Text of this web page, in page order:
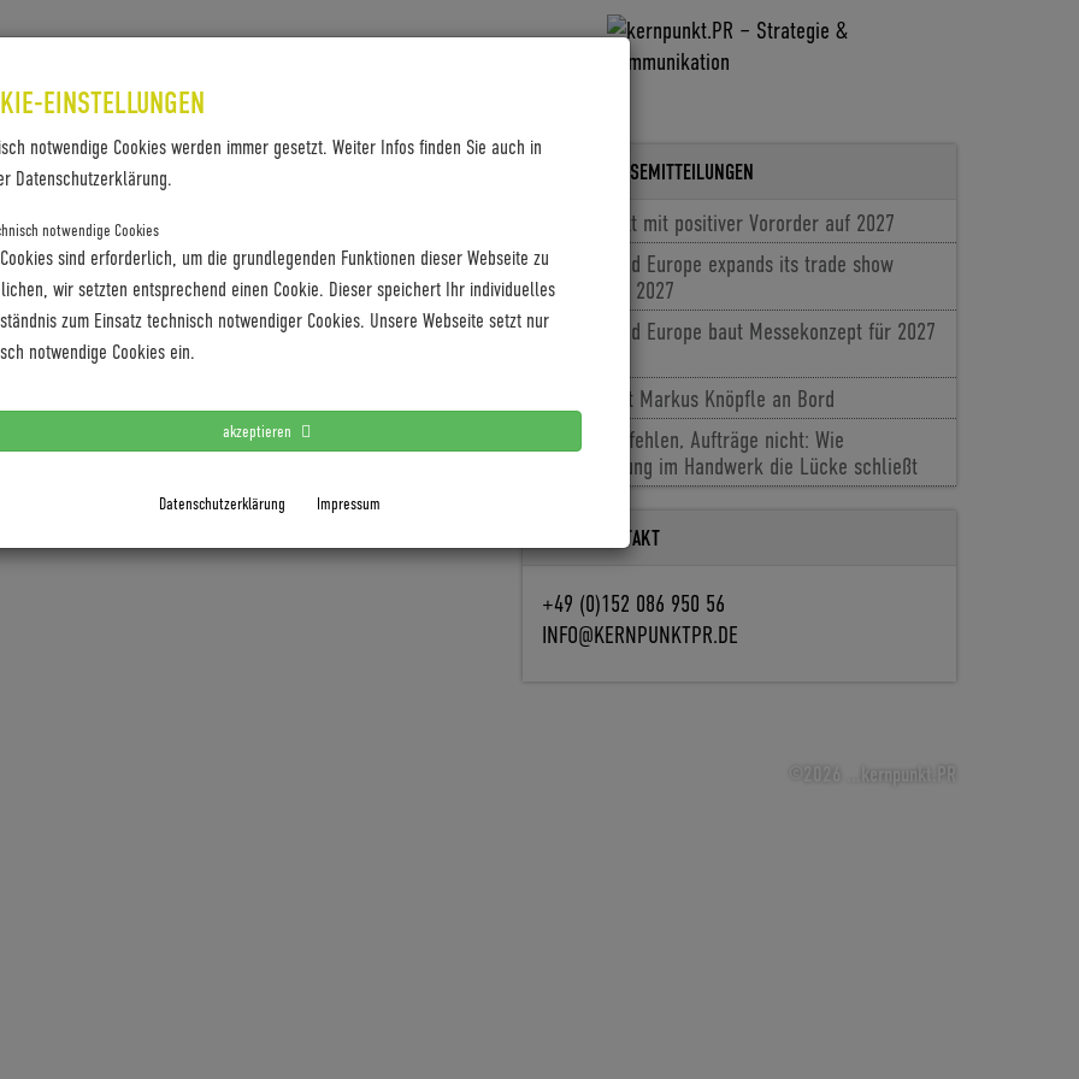
EINSTELLUNGEN
notwendige Cookies werden immer gesetzt. Weiter Infos finden Sie auch in
Datenschutzerklärung.
notwendige Cookies
sind erforderlich, um die grundlegenden Funktionen dieser Webseite zu
wir setzten entsprechend einen Cookie. Dieser speichert Ihr individuelles
zum Einsatz technisch notwendiger Cookies. Unsere Webseite setzt nur
notwendige Cookies ein.
akzeptieren
Datenschutzerklärung Impressum
LETZTE PRESSEMITTEILUNGEN
Coboc blickt mit positiver Vororder auf 2027
Cyclingworld Europe expands its trade show
concept for 2027
Cyclingworld Europe baut Messekonzept für 2027
Baldiso holt Markus Knöpfle an Bord
Fachkräfte fehlen, Aufträge nicht: Wie
Digitalisierung im Handwerk die Lücke schließt
PRESSEKONTAKT
+49 (0)152 086 950 56
INFO@KERNPUNKTPR.DE
©2026 ...kernpunkt.PR